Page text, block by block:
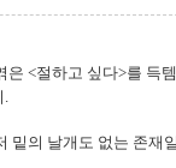
<절하고 싶다>를 득
.
밑의 날개도 없는 존재